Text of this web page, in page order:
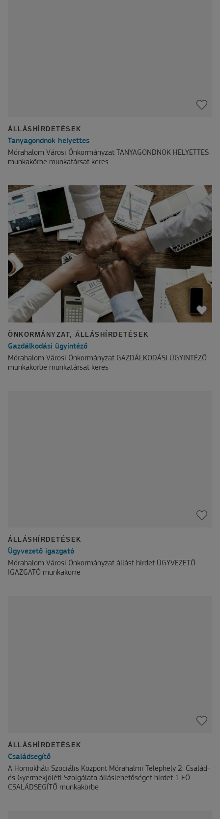
ÁLLÁSHÍRDETÉSEK
Tanyagondnok helyettes
Mórahalom Városi Önkormányzat TANYAGONDNOK HELYETTES
munkakörbe munkatársat keres
ÖNKORMÁNYZAT, ÁLLÁSHÍRDETÉSEK
Gazdálkodási ügyintéző
Mórahalom Városi Önkormányzat GAZDÁLKODÁSI ÜGYINTÉZŐ
munkakörbe munkatársat keres
ÁLLÁSHÍRDETÉSEK
Ügyvezető igazgató
Mórahalom Városi Önkormányzat állást hirdet ÜGYVEZETŐ
IGAZGATÓ munkakörre
ÁLLÁSHÍRDETÉSEK
Családsegítő
A Homokháti Szociális Központ Mórahalmi Telephely 2. Család-
és Gyermekjóléti Szolgálata álláslehetőséget hirdet 1 FŐ
CSALÁDSEGÍTŐ munkakörbe